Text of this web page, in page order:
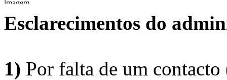
Esclarecimentos do
1) Por falta de um